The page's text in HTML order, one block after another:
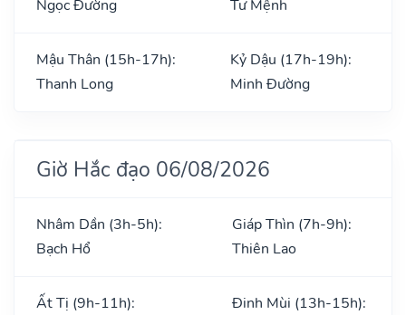
Ngọc Đường
Tư Mệnh
Mậu Thân (15h-17h):
Thanh Long
Kỷ Dậu (17h-19h):
Minh Đường
Giờ Hắc đạo 06/08/2026
Nhâm Dần (3h-5h):
Bạch Hổ
Giáp Thìn (7h-9h):
Thiên Lao
Ất Tị (9h-11h):
Đinh Mùi (13h-15h):